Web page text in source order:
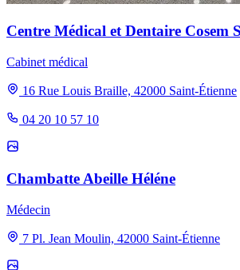
Centre Médical et Dentaire Cosem
Cabinet médical
16 Rue Louis Braille, 42000 Saint-Étienne
04 20 10 57 10
Chambatte Abeille Héléne
Médecin
7 Pl. Jean Moulin, 42000 Saint-Étienne